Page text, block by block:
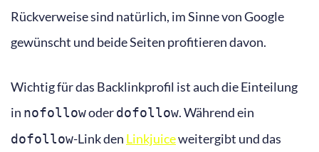
Rückverweise sind natürlich, im Sinne von Google
gewünscht und beide Seiten profitieren davon.
Wichtig für das Backlinkprofil ist auch die Einteilung
in nofollowoderdofollow. Während ein
dofollow-Link den Linkjuiceweitergibt und das